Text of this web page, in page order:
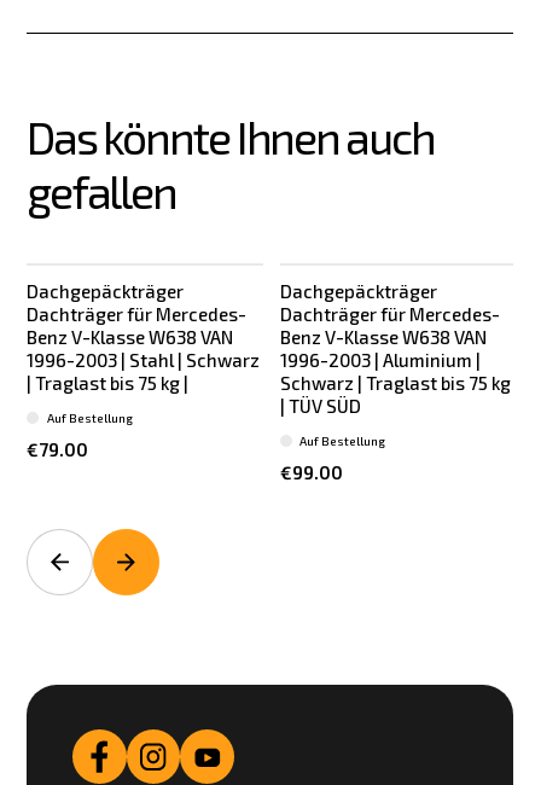
Das könnte Ihnen auch
gefallen
Dachgepäckträger
Dachträger für Mercedes-
Benz V-Klasse W638 VAN
1996-2003 | Stahl | Schwarz
| Traglast bis 75 kg |
€79.00
Auf Bestellung
Dachgepäckträger
Dachträger für Mercedes-
Benz V-Klasse W638 VAN
1996-2003 | Aluminium |
Schwarz | Traglast bis 75 kg
| TÜV SÜD
€99.00
Auf Bestellung